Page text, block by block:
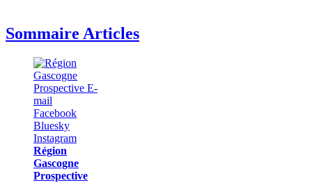
Sommaire Articles
Région
Gascogne
Prospective